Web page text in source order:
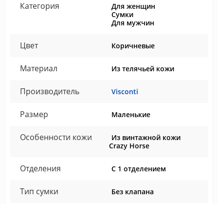
Категория
Для женщин
Сумки
Для мужчин
Цвет Коричневые
Материал Из телячьей кожи
Производитель Visconti
Размер Маленькие
Особенности кожи
Из винтажной кожи
Crazy Horse
Отделения С 1 отделением
Тип сумки Без клапана